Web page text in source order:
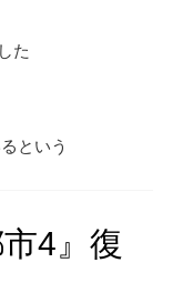
た
という
4』復